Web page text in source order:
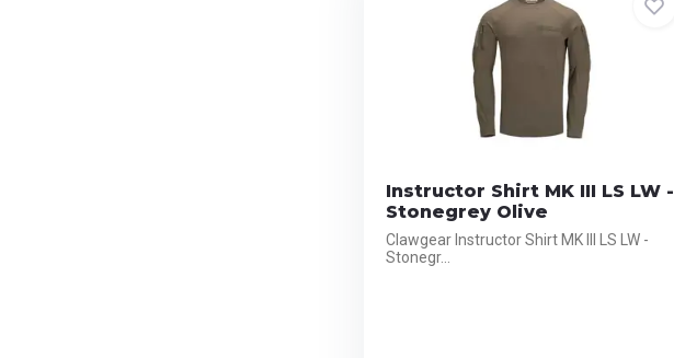
Instructor Shirt MK III LS LW -
Stonegrey Olive
Clawgear Instructor Shirt MK III LS LW -
Stonegr...